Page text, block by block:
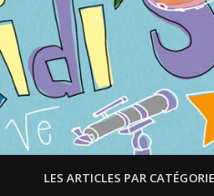
LES ARTICLES PAR CATÉGORIE